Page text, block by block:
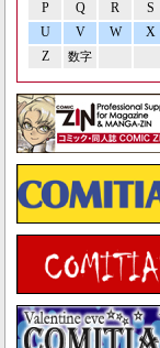
P Q R S
U
V W X
Z
数字